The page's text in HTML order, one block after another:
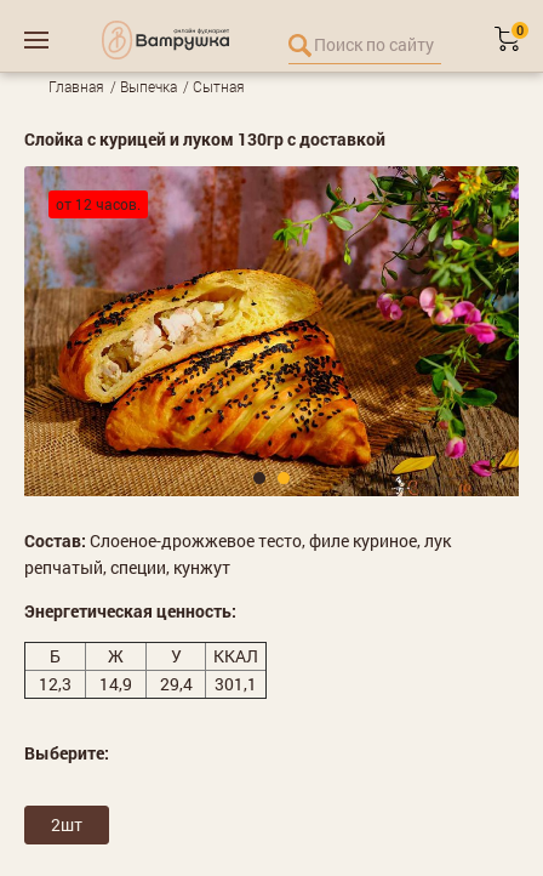
0
Главная Выпечка Сытная
Слойка с курицей и луком 130гр с доставкой
от 12 часов.
Состав: Слоеное-дрожжевое тесто, филе куриное, лук
репчатый, специи, кунжут
Энергетическая ценность:
Б
Ж У
ККАЛ
12,3
14,9 29,4 301,1
Выберите:
2шт